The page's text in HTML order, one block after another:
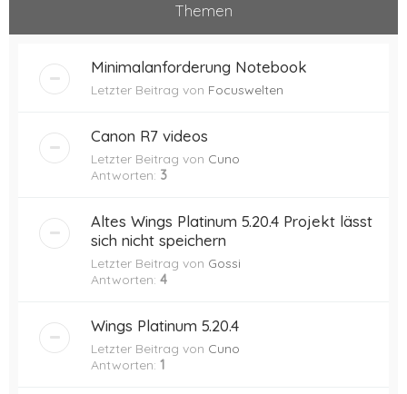
Themen
Minimalanforderung Notebook
Letzter Beitrag von Focuswelten
Canon R7 videos
Letzter Beitrag von Cuno
Antworten: 3
Altes Wings Platinum 5.20.4 Projekt lässt
sich nicht speichern
Letzter Beitrag von Gossi
Antworten: 4
Wings Platinum 5.20.4
Letzter Beitrag von Cuno
Antworten: 1